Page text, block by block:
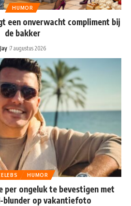
HUMOR
een onverwacht compliment bij
de bakker
Jay 7 augustus 2026
HUMOR
per ongeluk te bevestigen met
blunder op vakantiefoto